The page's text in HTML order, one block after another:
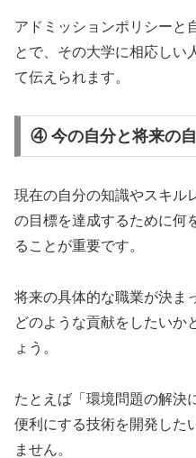
アドミッションポリシーと
とで、その大学に相応しい
て伝えられます。
④ 今の自分と将来の
現在の自分の知識やスキル
の目標を達成するために何
ることが重要です。
将来の具体的な職業が決ま
どのような貢献をしたいか
ょう。
たとえば「環境問題の解決
便利にする技術を開発した
ません。